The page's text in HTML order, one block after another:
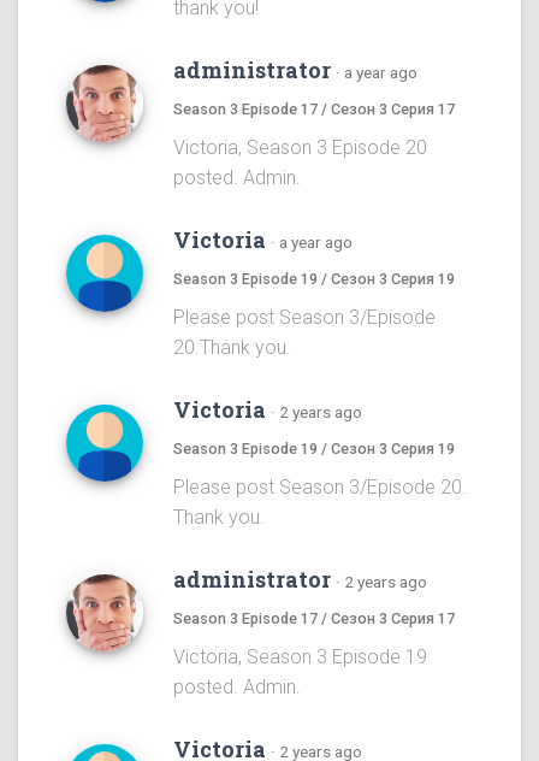
thank you!
administrator · a year ago
Season 3 Episode 17 / Сезон 3 Серия 17
Victoria, Season 3 Episode 20
posted. Admin.
Victoria · a year ago
Season 3 Episode 19 / Сезон 3 Серия 19
Please post Season 3/Episode
20.Thank you.
Victoria · 2 years ago
Season 3 Episode 19 / Сезон 3 Серия 19
Please post Season 3/Episode 20.
Thank you.
administrator · 2 years ago
Season 3 Episode 17 / Сезон 3 Серия 17
Victoria, Season 3 Episode 19
posted. Admin.
Victoria · 2 years ago